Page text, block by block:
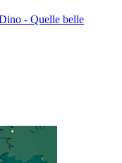
- Quelle belle